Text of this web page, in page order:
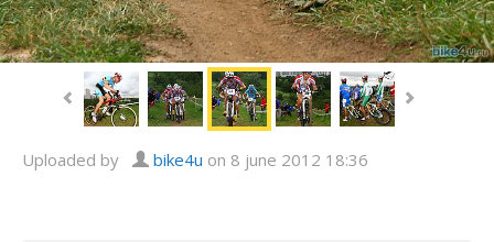
Uploaded by bike4u on 8 june 2012 18:36